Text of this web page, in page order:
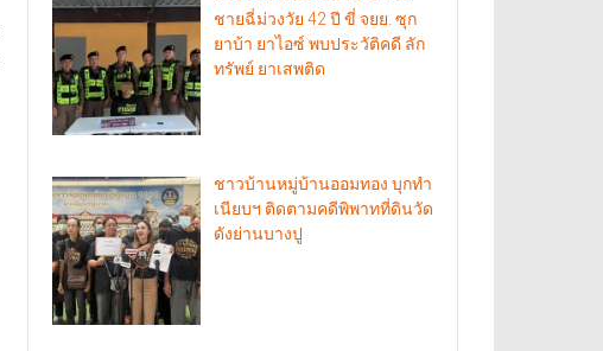
ชายฉี่ม่วงวัย 42 ปี ขี่ จยย. ซุก
ยาบ้า ยาไอซ์ พบประวัติคดี ลัก
ทรัพย์ ยาเสพติด
ชาวบ้านหมู่บ้านออมทอง บุกทำ
เนียบฯ ติดตามคดีพิพาทที่ดินวัด
ดังย่านบางปู